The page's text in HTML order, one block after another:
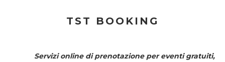
TST BOOKING
Servizi online di prenotazione per eventi gratuiti,